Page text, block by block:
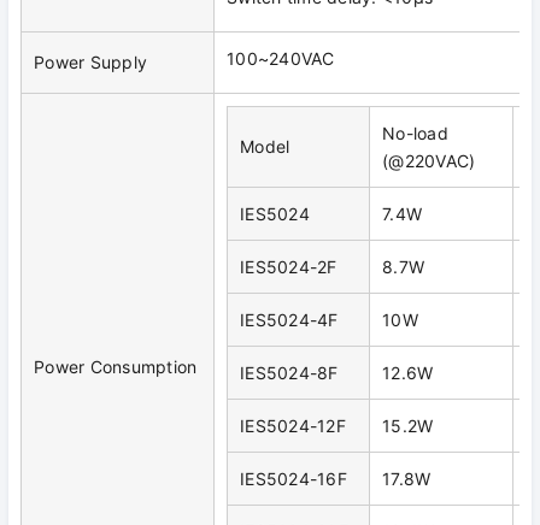
Power Supply 100~240VAC
Power Consumption
Model
No-load
(@220VAC)
IES5024 7.4W
IES5024-2F 8.7W
IES5024-4F 10W
IES5024-8F 12.6W
IES5024-12F 15.2W
IES5024-16F 17.8W